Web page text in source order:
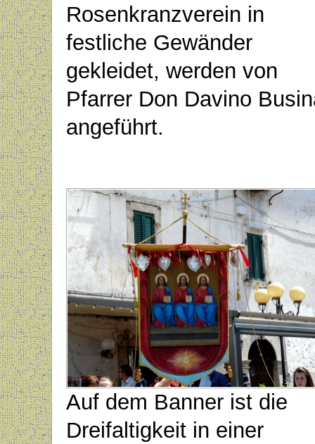
Rosenkranzverein in
festliche Gewänder
gekleidet, werden von
Pfarrer Don Davino
angeführt.
Auf dem Banner ist die
Dreifaltigkeit in einer